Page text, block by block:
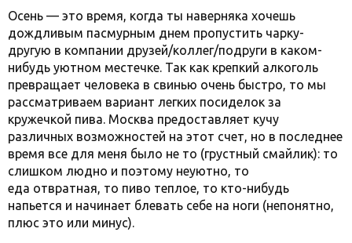
Осень — это время, когда ты наверняка хочешь
дождливым пасмурным днем пропустить чарку-
другую в компании друзей/коллег/подруги в каком-
нибудь уютном местечке. Так как крепкий алкоголь
превращает человека в свинью очень быстро, то мы
рассматриваем вариант легких посиделок за
кружечкой пива. Москва предоставляет кучу
различных возможностей на этот счет, но в последнее
время все для меня было не то (грустный смайлик): то
слишком людно и поэтому неуютно, то
еда отвратная, то пиво теплое, то кто-нибудь
напьется и начинает блевать себе на ноги (непонятно,
плюс это или минус).